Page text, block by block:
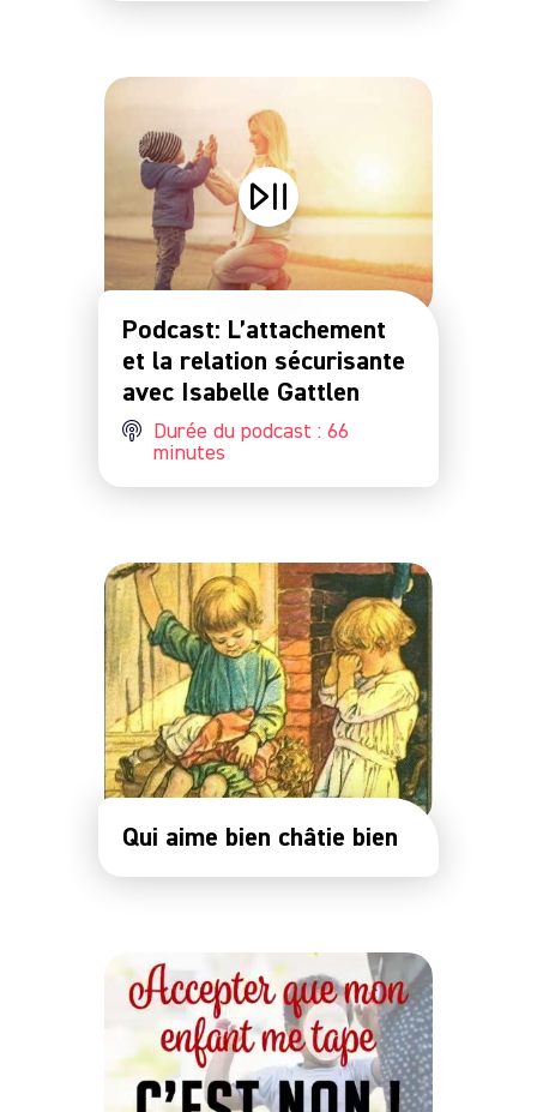
Podcast: L’attachement
et la relation sécurisante
avec Isabelle Gattlen
Durée du podcast : 66
minutes
Qui aime bien châtie bien